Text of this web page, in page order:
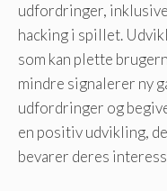
udfordringer,
hacking i spillet.
som kan plette
mindre signalerer ny
udfordringer og
en positiv udvikling,
bevarer deres